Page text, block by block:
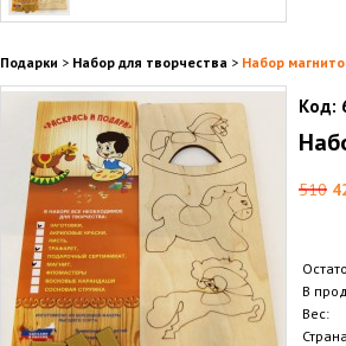
Подарки > Набор для творчества > Набор
Код:
510
В
Вес: